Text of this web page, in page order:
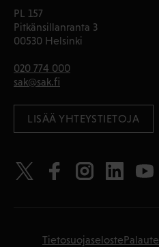
PL 157
Pitkänsillanranta 3
00530 Helsinki
020 774 000
sak@sak.fi
LISÄÄ YHTEYSTIETOJA
TietosuojaselostePalaute